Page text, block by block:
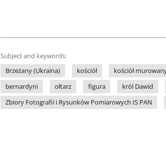
Subject and keywords:
Brzeżany (Ukraina)
kościół kościół
bernardyni
ołtarz figura król Dawid
Zbiory Fotografii i Rysunków Pomiarowych IS PAN